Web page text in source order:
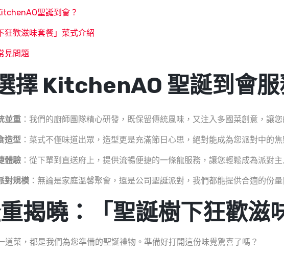
聖誕到會？
狂歡滋味套餐」菜式介紹
見問題
擇 KitchenAO 聖誕到會服
並重 ：我們的廚師團隊精心研發，既保留傳統風味，又注入多國菜創意，讓
造型 ：菜式不僅味道出眾，造型更是充滿節日心思，絕對能成為您派對中的焦
體驗 ：從下單到直送府上，提供流暢便捷的一條龍服務，讓您輕鬆成為派對主
對規模 ：無論是家庭溫馨聚會，還是公司聖誕派對，我們都能提供合適的份量
揭曉：「聖誕樹下狂歡滋
道菜，都是我們為您準備的聖誕禮物。準備好打開這份味覺驚喜了嗎？